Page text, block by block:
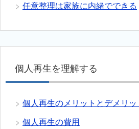
任意整理は家族に内緒でできる
個人再生を理解する
個人再生のメリットとデメリッ
個人再生の費用